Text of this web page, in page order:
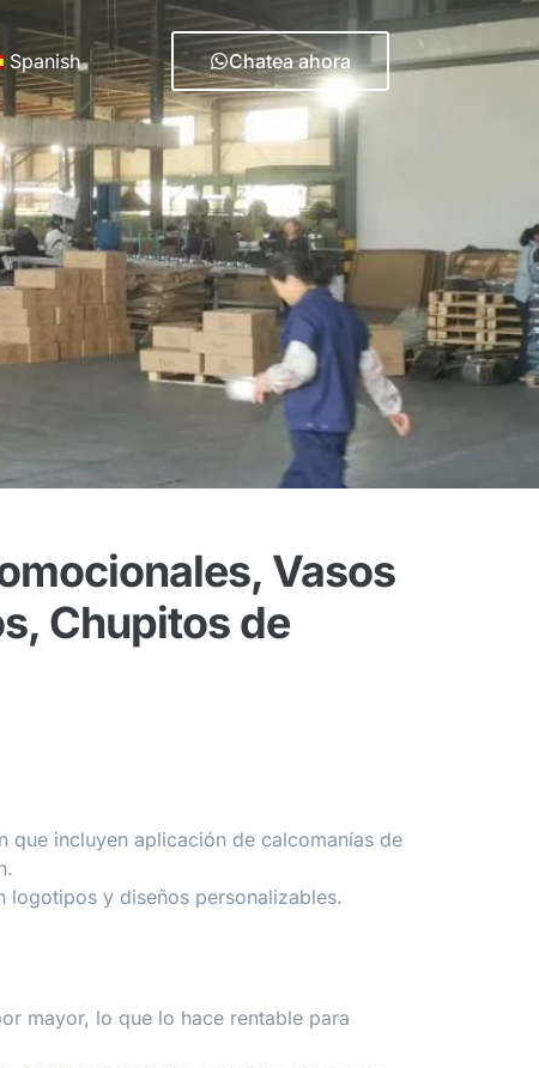
Spanish Chatea ahora
Vasos
Chupitos de
que incluyen aplicación de calcomanías de
y diseños personalizables.
mayor, lo que lo hace rentable para